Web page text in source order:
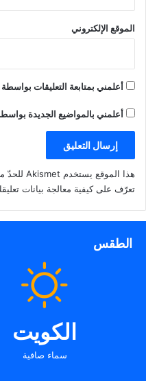
الموقع الإلكتروني
أعلمني بمتابعة التعليقات بواسطة
أعلمني بالمواضيع الجديدة بواسطة
هذا الموقع يستخدم Akismet للحدّ من التعليقات المزعجة والغير مرغوبة.
تعرّف على كيفية معالجة بيانات
الطقس
الكويت
سماء صافية